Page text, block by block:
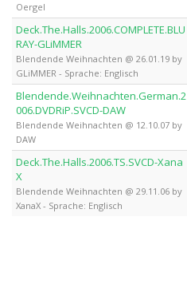
Oergel
Deck.The.Halls.2006.COMPLETE.BLU
RAY-GLiMMER
Blendende Weihnachten @ 26.01.19 by
GLiMMER - Sprache: Englisch
Blendende.Weihnachten.German.2
006.DVDRiP.SVCD-DAW
Blendende Weihnachten @ 12.10.07 by
DAW
Deck.The.Halls.2006.TS.SVCD-Xana
X
Blendende Weihnachten @ 29.11.06 by
XanaX - Sprache: Englisch